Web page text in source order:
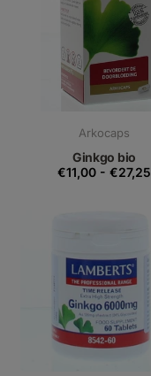
Arkocaps
Ginkgo bio
€11,00 - €27,25